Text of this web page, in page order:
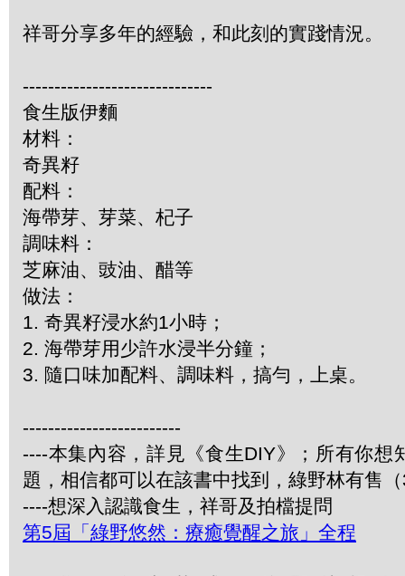
祥哥分享多年的經驗，和此刻的實踐情況。
------------------------------
食生版伊麵
材料：
奇異籽
配料：
海帶芽、芽菜、杞子
調味料：
芝麻油、豉油、醋等
做法：
1. 奇異籽浸水約1小時；
2. 海帶芽用少許水浸半分鐘；
3. 隨口味加配料、調味料，搞勻，上桌。
-------------------------
----本集內容，詳見《食生DIY》；所有你想
題，相信都可以在該書中找到，綠野林有售
----想深入認識食生，祥哥及拍檔提問
第5屆「綠野悠然：療癒覺醒之旅」全程